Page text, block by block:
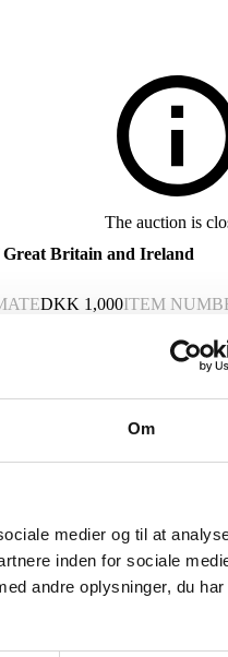
Om
medier og til at
inden for sociale
andre oplysninger, du har
The auction is
Great Britain and Ireland
DKK 1,000ITEM
Britain and Ireland. H. 174 cm,